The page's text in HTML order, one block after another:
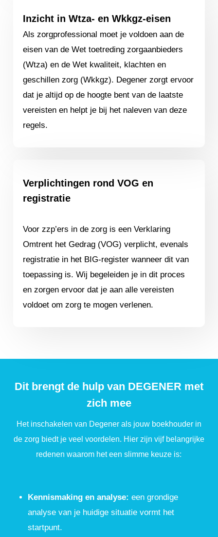
Inzicht in Wtza- en Wkkgz-eisen
Als zorgprofessional moet je voldoen aan de
eisen van de Wet toetreding zorgaanbieders
(Wtza) en de Wet kwaliteit, klachten en
geschillen zorg (Wkkgz). Degener zorgt ervoor
dat je altijd op de hoogte bent van de laatste
vereisten en helpt je bij het naleven van deze
regels.
Verplichtingen rond VOG en
registratie
Voor zzp’ers in de zorg is een Verklaring
Omtrent het Gedrag (VOG) verplicht, evenals
registratie in het BIG-register wanneer dit van
toepassing is. Wij begeleiden je in dit proces
en zorgen ervoor dat je aan alle vereisten
voldoet om zorg te mogen verlenen.
Dit brengt de hulp van DEGENER met
zich mee
Het inschakelen van Degener als jouw boekhouder in
de zorg biedt je veel voordelen. Hier zijn vijf belangrijke
redenen waarom het een slimme keuze is:
Kennismaking en analyse: een grondige
analyse van je huidige situatie vormt het
startpunt.